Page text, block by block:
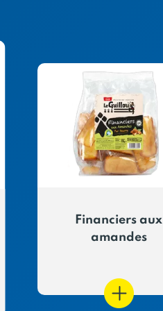
Financiers aux
amandes